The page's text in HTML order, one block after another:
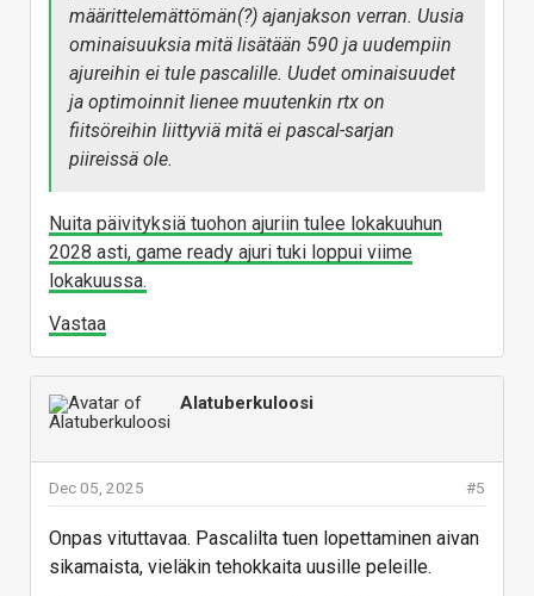
määrittelemättömän(?) ajanjakson verran. Uusia
ominaisuuksia mitä lisätään 590 ja uudempiin
ajureihin ei tule pascalille. Uudet ominaisuudet
ja optimoinnit lienee muutenkin rtx on
fiitsöreihin liittyviä mitä ei pascal-sarjan
piireissä ole.
Nuita päivityksiä tuohon ajuriin tulee lokakuuhun
2028 asti, game ready ajuri tuki loppui viime
lokakuussa.
Vastaa
Alatuberkuloosi
#5
Dec 05, 2025
Onpas vituttavaa. Pascalilta tuen lopettaminen aivan
sikamaista, vieläkin tehokkaita uusille peleille.